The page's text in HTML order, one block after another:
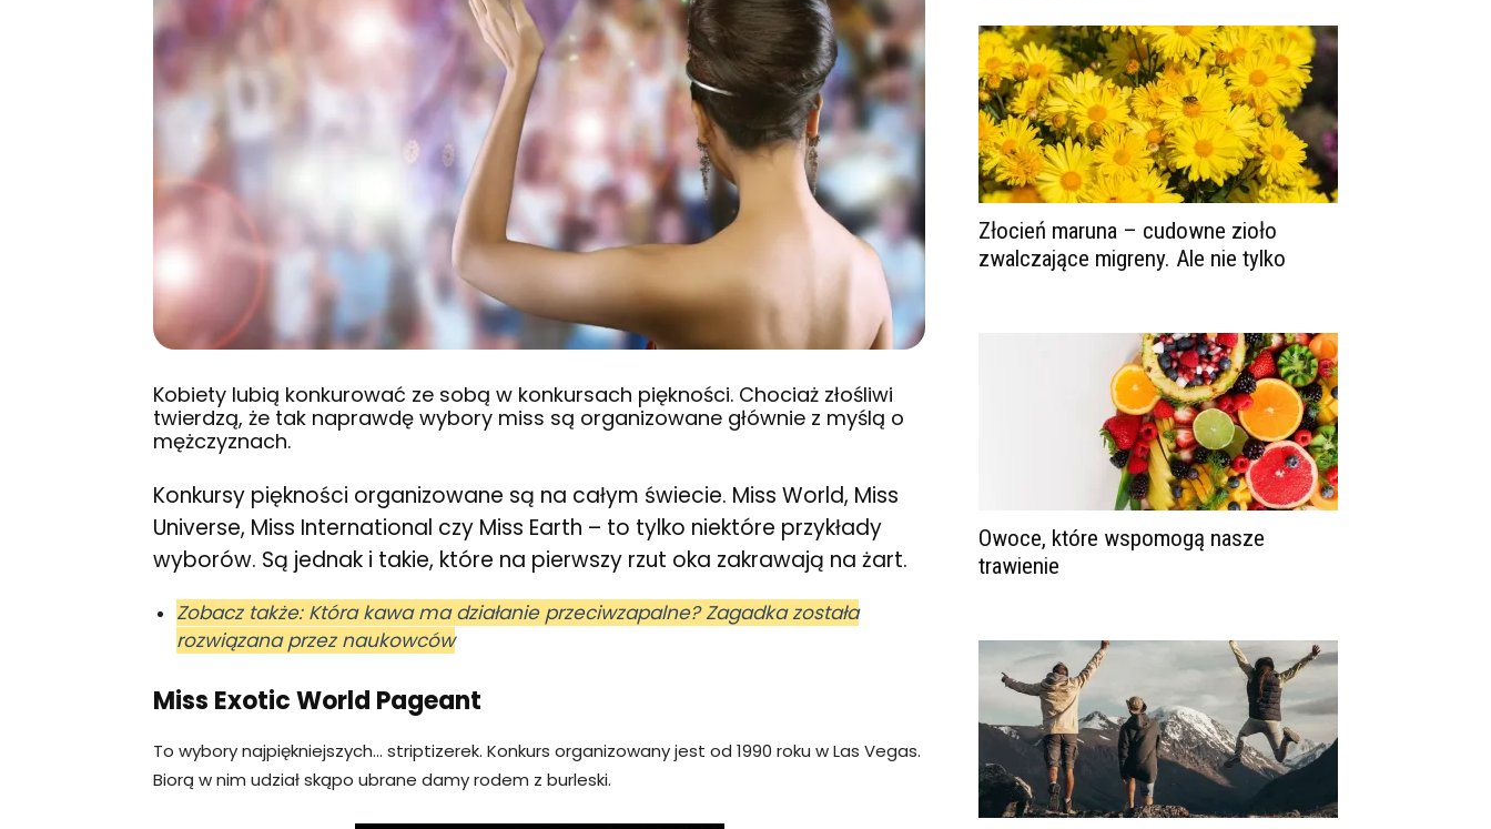
Kobiety lubią konkurować ze sobą w konkursach piękności. Chociaż złośliwi
twierdzą, że tak naprawdę wybory miss są organizowane głównie z myślą o
mężczyznach.
Konkursy piękności organizowane są na całym świecie. Miss World, Miss
Universe, Miss International czy Miss Earth – to tylko niektóre przykłady
wyborów. Są jednak i takie, które na pierwszy rzut oka zakrawają na żart.
Zobacz także: Która kawa ma działanie przeciwzapalne? Zagadka została
rozwiązana przez naukowców
Miss Exotic World Pageant
To wybory najpiękniejszych… striptizerek. Konkurs organizowany jest od 1990 roku w Las Vegas.
Biorą w nim udział skąpo ubrane damy rodem z burleski.
Złocień maruna – cudowne zioło
zwalczające migreny. Ale nie tylko
Owoce, które wspomogą nasze
trawienie